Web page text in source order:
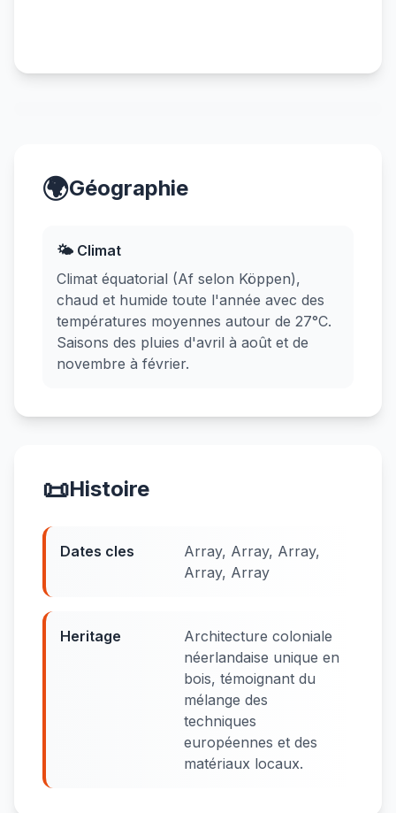
🌍Géographie
🌤️ Climat
Climat équatorial (Af selon Köppen),
chaud et humide toute l'année avec des
températures moyennes autour de 27°C.
Saisons des pluies d'avril à août et de
novembre à février.
📜Histoire
Dates cles
Array, Array, Array,
Array, Array
Heritage
Architecture coloniale
néerlandaise unique en
bois, témoignant du
mélange des
techniques
européennes et des
matériaux locaux.